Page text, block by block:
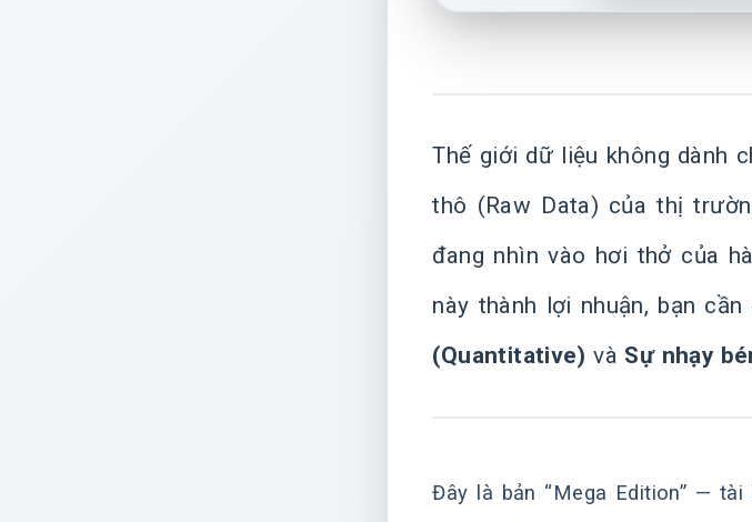
Thế giới dữ liệu không dành
thô (Raw Data) của thị
đang nhìn vào hơi thở của
này thành lợi nhuận, bạn
(Quantitative) và Sự nhạy
Đây là bản “Mega Edition” —